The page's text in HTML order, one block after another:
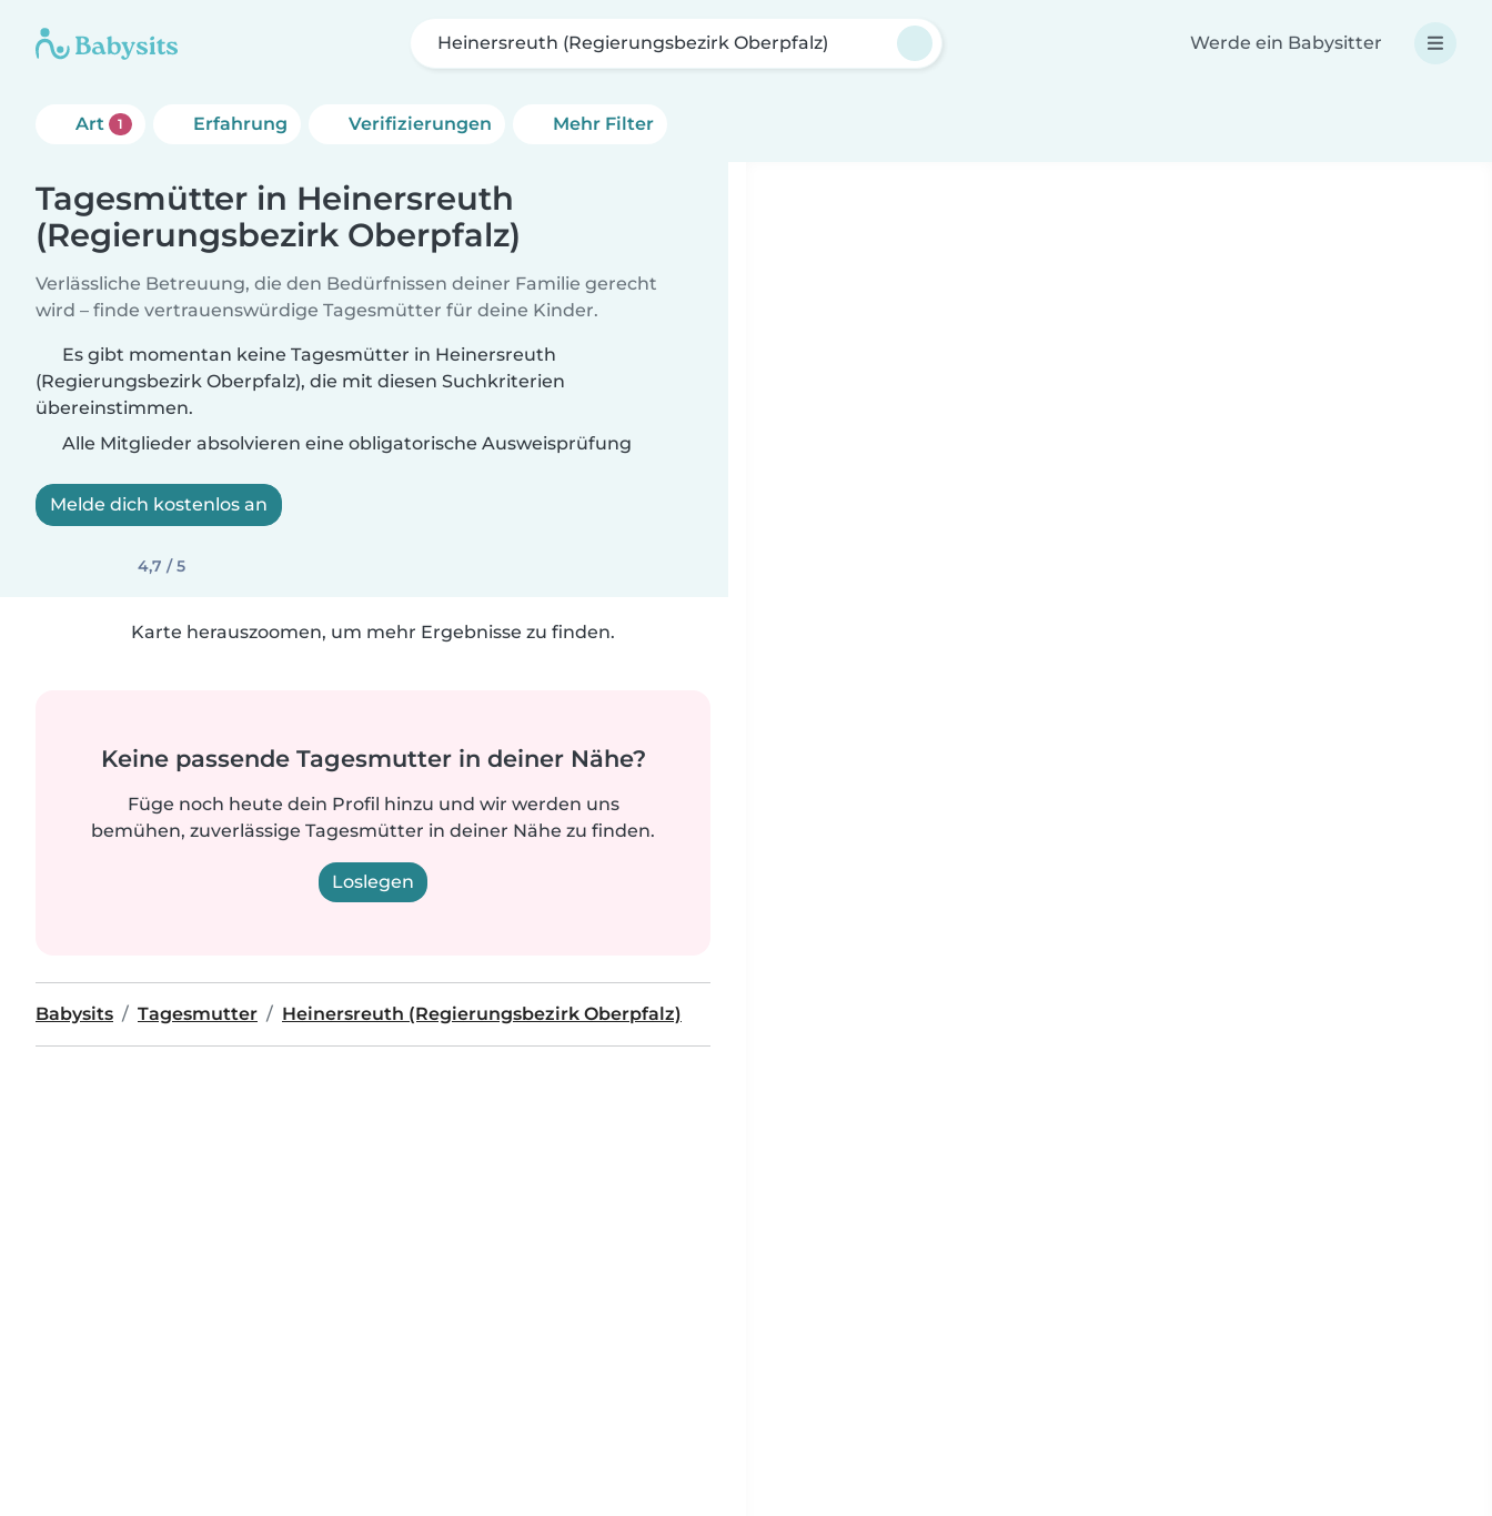
Heinersreuth (Regierungsbezirk Oberpfalz) Werde ein Babysitter
Art 1 Erfahrung Verifizierungen Mehr Filter
Tagesmütter in Heinersreuth
(Regierungsbezirk Oberpfalz)
Verlässliche Betreuung, die den Bedürfnissen deiner Familie gerecht
wird – finde vertrauenswürdige Tagesmütter für deine Kinder.
Es gibt momentan keine Tagesmütter in Heinersreuth
(Regierungsbezirk Oberpfalz), die mit diesen Suchkriterien
übereinstimmen.
Alle Mitglieder absolvieren eine obligatorische Ausweisprüfung
Melde dich kostenlos an
4,7 / 5
Karte herauszoomen, um mehr Ergebnisse zu finden.
Keine passende Tagesmutter in deiner Nähe?
Füge noch heute dein Profil hinzu und wir werden uns
bemühen, zuverlässige Tagesmütter in deiner Nähe zu finden.
Loslegen
Babysits Tagesmutter Heinersreuth (Regierungsbezirk Oberpfalz)